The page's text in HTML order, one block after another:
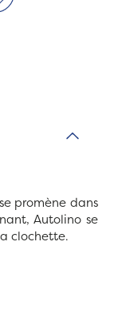
promène dans
Autolino se
clochette.